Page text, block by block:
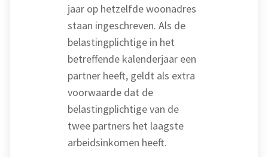
jaar op hetzelfde woonadres
staan ingeschreven. Als de
belastingplichtige in het
betreffende kalenderjaar een
partner heeft, geldt als extra
voorwaarde dat de
belastingplichtige van de
twee partners het laagste
arbeidsinkomen heeft.